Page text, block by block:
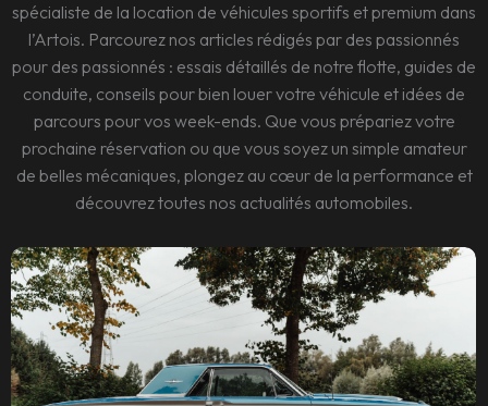
spécialiste de la location de véhicules sportifs et premium dans
l’Artois. Parcourez nos articles rédigés par des passionnés
pour des passionnés : essais détaillés de notre flotte, guides de
conduite, conseils pour bien louer votre véhicule et idées de
parcours pour vos week-ends. Que vous prépariez votre
prochaine réservation ou que vous soyez un simple amateur
de belles mécaniques, plongez au cœur de la performance et
découvrez toutes nos actualités automobiles.